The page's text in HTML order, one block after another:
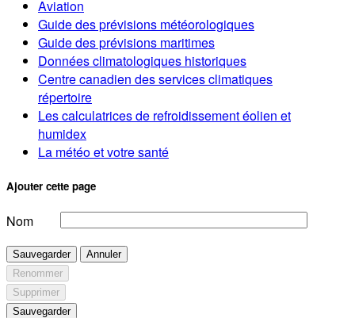
Aviation
Guide des prévisions météorologiques
Guide des prévisions maritimes
Données climatologiques historiques
Centre canadien des services climatiques
répertoire
Les calculatrices de refroidissement éolien et
humidex
La météo et votre santé
Ajouter cette page
Nom
Sauvegarder
Annuler
Renommer
Supprimer
Sauvegarder